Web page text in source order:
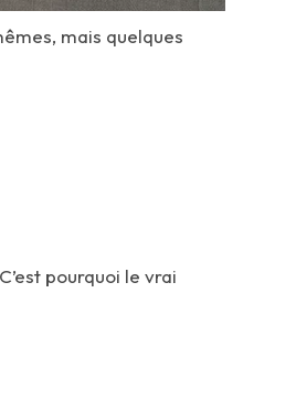
mais quelques
pourquoi le vrai